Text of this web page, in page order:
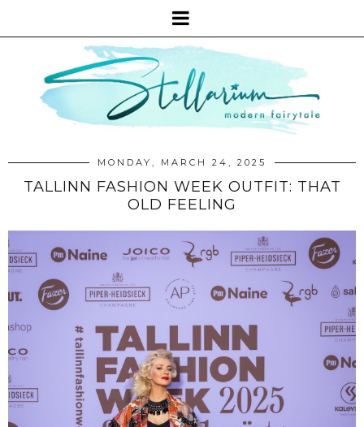
MONDAY, MARCH 24, 2025
TALLINN FASHION WEEK OUTFIT: THAT
OLD FEELING